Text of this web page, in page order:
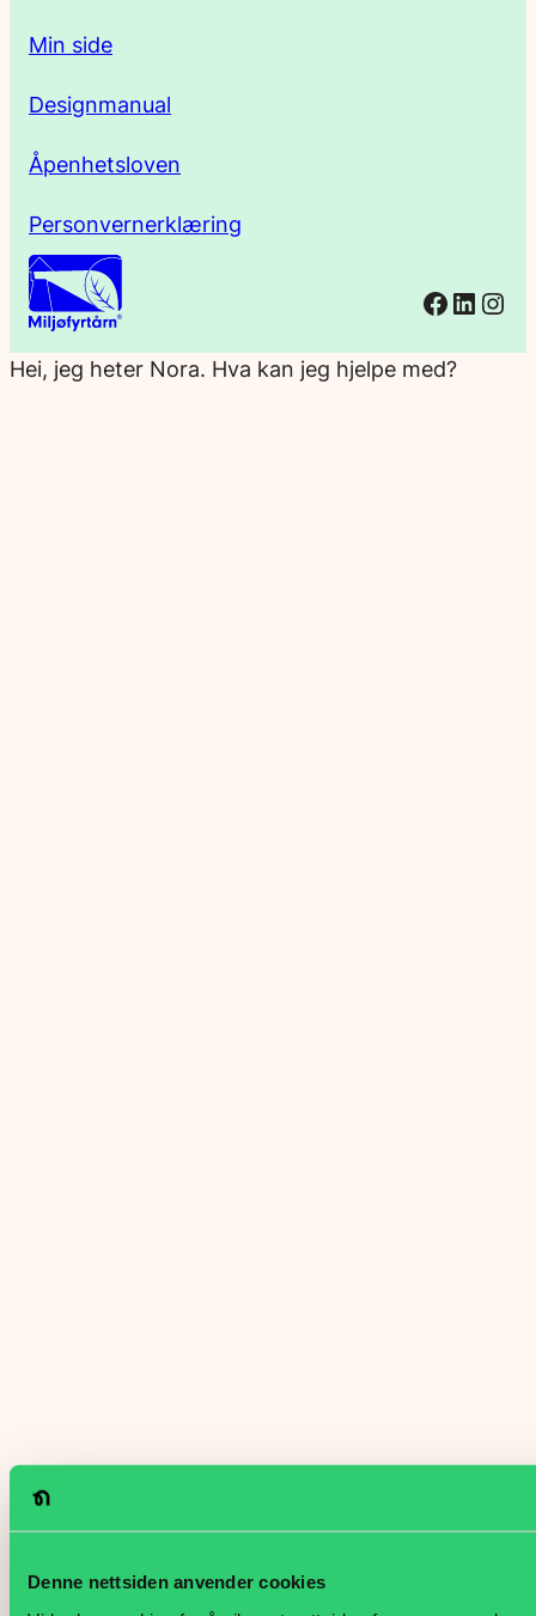
Denne nettsiden anvender cookies
Min side
Designmanual
Åpenhetsloven
Personvernerklæring
Hei, jeg heter Nora. Hva kan jeg hjelpe med?